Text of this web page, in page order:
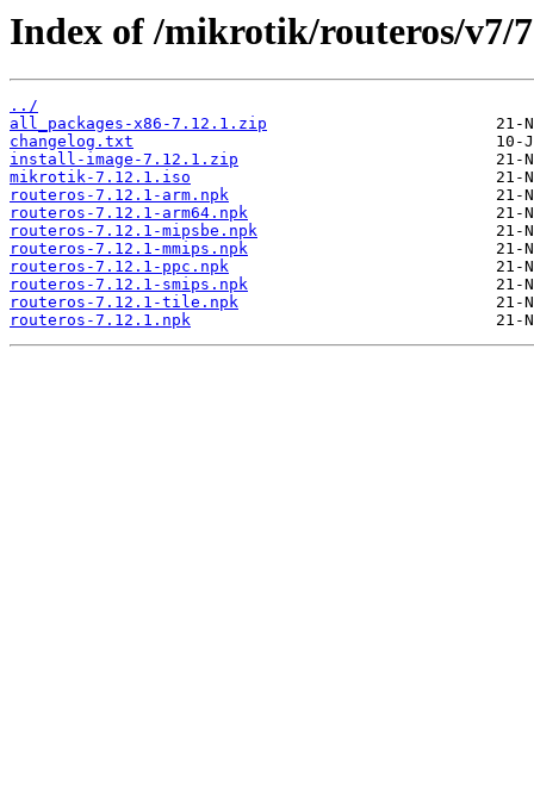
Index of /mikrotik/routeros/v7/
../
all_packages-x86-7.12.1.zip
changelog.txt
install-image-7.12.1.zip
mikrotik-7.12.1.iso
routeros-7.12.1-arm.npk
routeros-7.12.1-arm64.npk
routeros-7.12.1-mipsbe.npk
routeros-7.12.1-mmips.npk
routeros-7.12.1-ppc.npk
routeros-7.12.1-smips.npk
routeros-7.12.1-tile.npk
routeros-7.12.1.npk